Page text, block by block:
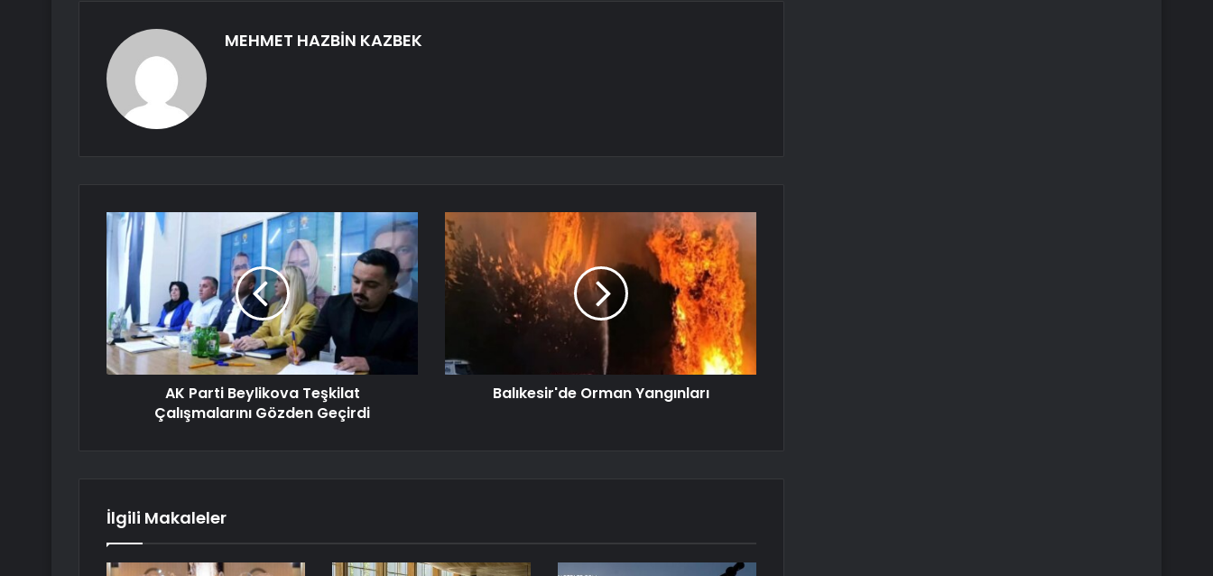
MEHMET HAZBİN KAZBEK
AK Parti Beylikova Teşkilat
Çalışmalarını Gözden Geçirdi
Balıkesir'de Orman Yangınları
İlgili Makaleler